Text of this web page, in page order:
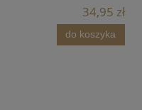
34,95 zł
do koszyka